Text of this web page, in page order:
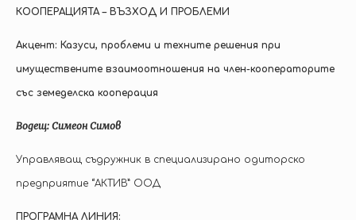
КООПЕРАЦИЯТА – ВЪЗХОД И ПРОБЛЕМИ
Акцент: Казуси, проблеми и техните решения при
имуществените взаимоотношения на член-кооператорите
със земеделска кооперация
Водещ: Симеон Симов
Управляващ съдружник в специализирано одиторско
предприятие “АКТИВ” ООД
ПРОГРАМНА ЛИНИЯ: